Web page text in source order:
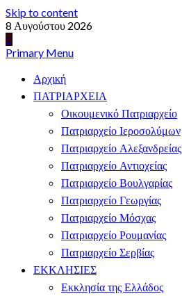
Skip to content
8 Αυγούστου 2026
Primary Menu
Αρχική
ΠΑΤΡΙΑΡΧΕΙΑ
Οικουμενικό Πατριαρχείο
Πατριαρχείο Ιεροσολύμων
Πατριαρχείο Αλεξανδρείας
Πατριαρχείο Αντιοχείας
Πατριαρχείο Βουλγαρίας
Πατριαρχείο Γεωργίας
Πατριαρχείο Μόσχας
Πατριαρχείο Ρουμανίας
Πατριαρχείο Σερβίας
ΕΚΚΛΗΣΙΕΣ
Εκκλησία της Ελλάδος